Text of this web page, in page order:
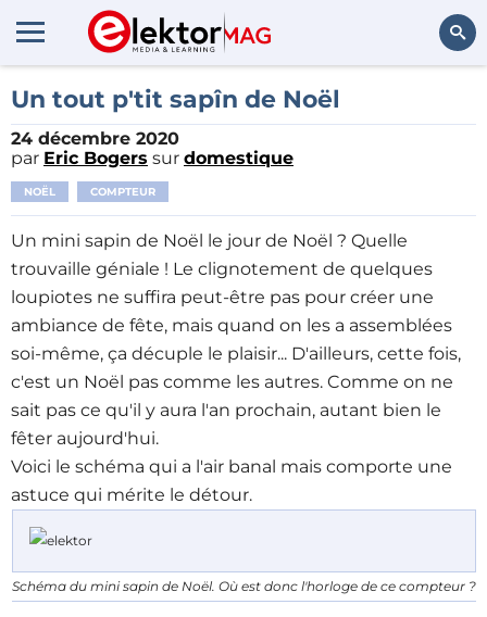
Un tout p'tit sapîn de Noël
24 décembre 2020
par Eric Bogers sur domestique
NOËL COMPTEUR
Un mini sapin de Noël le jour de Noël ? Quelle
trouvaille géniale ! Le clignotement de quelques
loupiotes ne suffira peut-être pas pour créer une
ambiance de fête, mais quand on les a assemblées
soi-même, ça décuple le plaisir... D'ailleurs, cette fois,
c'est un Noël pas comme les autres. Comme on ne
sait pas ce qu'il y aura l'an prochain, autant bien le
fêter aujourd'hui.
Voici le schéma qui a l'air banal mais comporte une
astuce qui mérite le détour.
Schéma du mini sapin de Noël. Où est donc l'horloge de ce compteur ?